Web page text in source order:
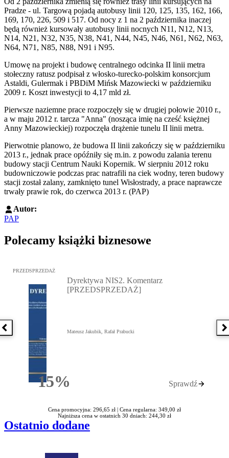
Pradze - ul. Targową pojadą autobusy linii 120, 125, 135, 162, 166,
169, 170, 226, 509 i 517. Od nocy z 1 na 2 października inaczej
będą również kursowały autobusy linii nocnych N11, N12, N13,
N14, N21, N32, N35, N38, N41, N44, N45, N46, N61, N62, N63,
N64, N71, N85, N88, N91 i N95.
Umowę na projekt i budowę centralnego odcinka II linii metra
stołeczny ratusz podpisał z włosko-turecko-polskim konsorcjum
Astaldi, Gulermak i PBDiM Mińsk Mazowiecki w październiku
2009 r. Koszt inwestycji to 4,17 mld zł.
Pierwsze naziemne prace rozpoczęły się w drugiej połowie 2010 r.,
a w maju 2012 r. tarcza "Anna" (nosząca imię na cześć księżnej
Anny Mazowieckiej) rozpoczęła drążenie tunelu II linii metra.
Pierwotnie planowo, że budowa II linii zakończy się w październiku
2013 r., jednak prace opóźniły się m.in. z powodu zalania terenu
budowy stacji Centrum Nauki Kopernik. W sierpniu 2012 roku
budowniczowie podczas prac natrafili na ciek wodny, teren budowy
stacji został zalany, zamknięto tunel Wisłostrady, a prace naprawcze
trwały prawie rok, do czerwca 2013 r. (PAP)
Autor:
PAP
Polecamy książki biznesowe
Poprzednia książka
Przejdź do: Dyrektywa NIS2. Komentarz [PRZEDSPRZEDAŻ],
PRZEDSPRZEDAŻ
15%Rabatu
Dyrektywa NIS2. Komentarz
[PRZEDSPRZEDAŻ]
Mateusz Jakubik, Rafał Prabucki
Sprawdź
Cena promocyjna: 296,65 zł | Cena regularna: 349,00 zł
Najniższa cena w ostatnich 30 dniach: 244,30 zł
Ostatnio dodane